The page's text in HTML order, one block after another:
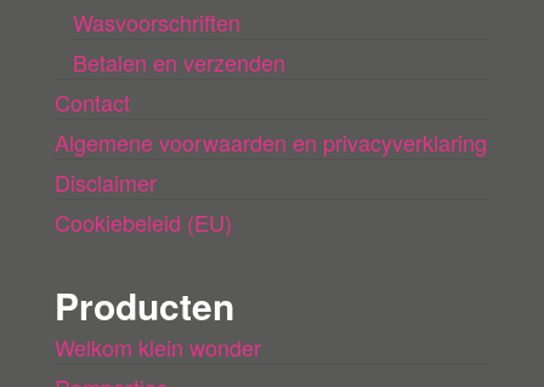
Wasvoorschriften
Betalen en verzenden
Contact
Algemene voorwaarden en privacyverklaring
Disclaimer
Cookiebeleid (EU)
Producten
Welkom klein wonder